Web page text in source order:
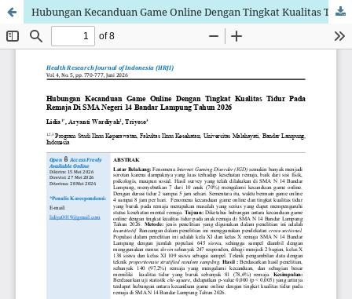
Hubungan Kecanduan Game Online Dengan Tingkat Kualitas Tidur Pada Remaja Di SMA Negeri 14 Bandar Lampung Tahun 2026